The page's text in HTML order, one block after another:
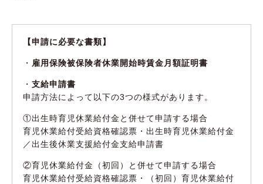
【申請に必要な書類】
・ 雇用保険被保険者休業開始時賃金月額証明書
・支給申請書
申請方法によって以下の3つの様式があります。
①出生時育児休業給付金と併せて申請する場合
育児休業給付受給資格確認票・出生時育児休業給付金
／出生後休業支援給付金支給申請書
②育児休業給付金（初回）と併せて申請する場合
育児休業給付受給資格確認票・（初回）育児休業給付